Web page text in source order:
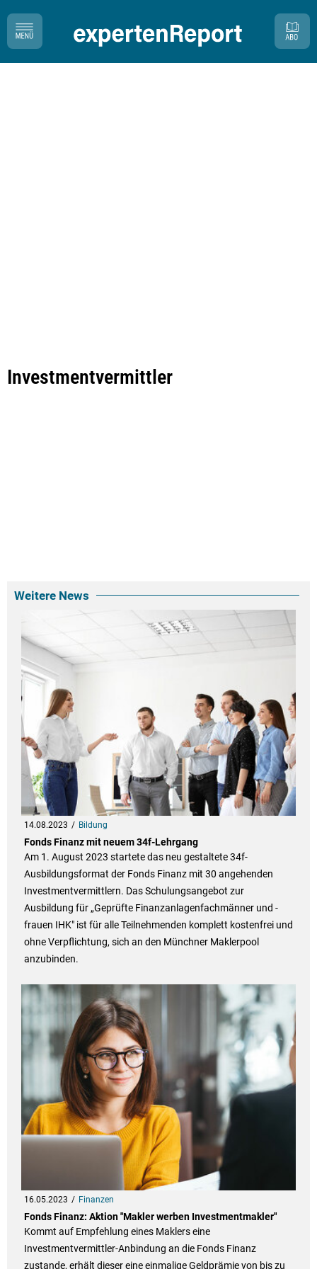
Investmentvermittler
Weitere News
14.08.2023 Bildung
Fonds Finanz mit neuem 34f-Lehrgang
Am 1. August 2023 startete das neu gestaltete 34f-
Ausbildungsformat der Fonds Finanz mit 30 angehenden
Investmentvermittlern. Das Schulungsangebot zur
Ausbildung für „Geprüfte Finanzanlagenfachmänner und -
frauen IHK" ist für alle Teilnehmenden komplett kostenfrei und
ohne Verpflichtung, sich an den Münchner Maklerpool
anzubinden.
16.05.2023 Finanzen
Fonds Finanz: Aktion "Makler werben Investmentmakler"
Kommt auf Empfehlung eines Maklers eine
Investmentvermittler-Anbindung an die Fonds Finanz
zustande, erhält dieser eine einmalige Geldprämie von bis zu